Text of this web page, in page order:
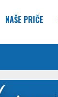
NAŠE PRIČE